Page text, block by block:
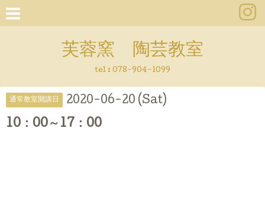
芙蓉窯 陶芸教室
tel : 078-904-1099
通常教室開講日 2020-06-20 (Sat)
10：00～17：00